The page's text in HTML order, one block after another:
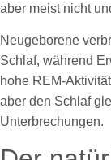
aber meist nicht
Neugeborene
Schlaf, während
hohe REM-
aber den Schlaf
Unterbrechungen.